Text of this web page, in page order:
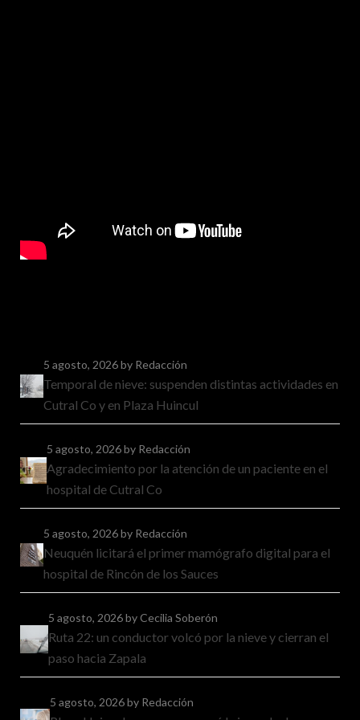
5 agosto, 2026by Redacción
Temporal de nieve: suspenden distintas actividades en
Cutral Co y en Plaza Huincul
5 agosto, 2026by Redacción
Agradecimiento por la atención de un paciente en el
hospital de Cutral Co
5 agosto, 2026by Redacción
Neuquén licitará el primer mamógrafo digital para el
hospital de Rincón de los Sauces
5 agosto, 2026by Cecilia Soberón
Ruta 22: un conductor volcó por la nieve y cierran el
paso hacia Zapala
5 agosto, 2026by Redacción